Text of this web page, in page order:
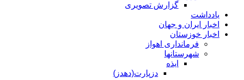
گزارش تصویری
یادداشت
اخبار ایران و جهان
اخبار خوزستان
فرمانداری اهواز
شهرستانها
ایذه
دزپارت(دهدز)